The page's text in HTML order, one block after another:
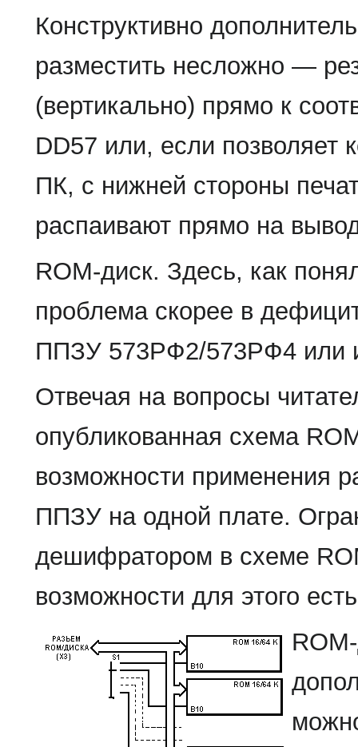
Конструктивно
разместить несложно —
(вертикально) прямо к
DD57 или, если позволяет
ПК, с нижней стороны
распаивают прямо на
ROM-диск. Здесь, как
проблема скорее в
ППЗУ 573РФ2/573РФ4 или
Отвечая на вопросы
опубликованная схема
возможности применения
ППЗУ на одной плате.
дешифратором в схеме
возможности для этого